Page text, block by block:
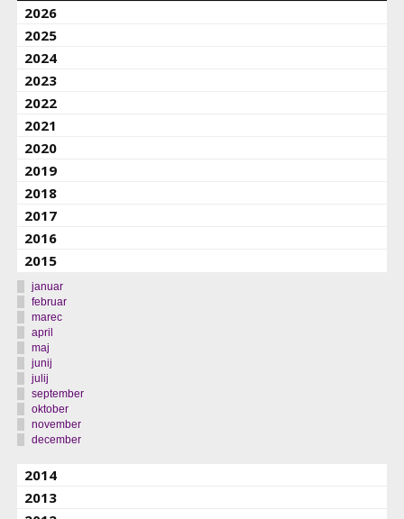
2026
2025
2024
2023
2022
2021
2020
2019
2018
2017
2016
2015
januar
februar
marec
april
maj
junij
julij
september
oktober
november
december
2014
2013